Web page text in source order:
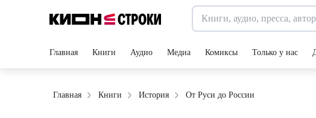
Главная Книги Аудио Медиа Комиксы Только у нас
Главная Книги История От Руси до России